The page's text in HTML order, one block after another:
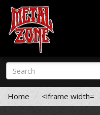
Skip
main
content
Search
form
Search
Home <iframe width=